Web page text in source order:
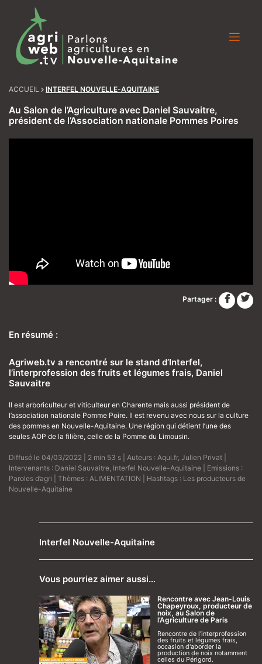
ACCUEIL INTERFEL NOUVELLE-AQUITAINE
Au Salon de l’Agriculture avec Daniel Sauvaitre,
président de l’Association nationale Pommes Poires
Partager :
En résumé :
Agriweb.tv a rencontré sur le stand d’Interfel,
l’interprofession des fruits et légumes frais, Daniel
Sauvaitre
Il est arboriculteur et viticulteur en Charente mais aussi président de
l’association nationale Pomme Poire. Il est revenu avec nous sur la culture
des pommes en Nouvelle-Aquitaine. Une région qui détient l’une des
seules AOP de la filière, celle de la Pomme du Limousin.
Diffusé le 04/03/2022 | 2 min 53 s | Auteurs : Aqui.fr, Julien Privat
Intervenants : Daniel Sauvaitre, Interfel Nouvelle-Aquitaine | Emissions :
Paroles d’agri | Thèmes : ALIMENTATION | Hashtags : Les producteurs de
Nouvelle-Aquitaine
Interfel Nouvelle-Aquitaine
Vous pourriez aimer aussi…
Rencontre avec Jean-Louis
Chapeyroux, producteur de
noix, au Salon de
l’Agriculture de Paris
Rencontre de l'interprofession
des fruits et légumes frais,
occasion d'aborder la
production de noix notamment
celles du Périgord.